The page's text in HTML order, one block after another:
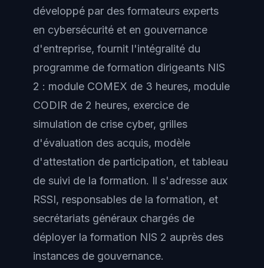
développé par des formateurs experts
en cybersécurité et en gouvernance
d'entreprise, fournit l'intégralité du
programme de formation dirigeants NIS
2 : module COMEX de 3 heures, module
CODIR de 2 heures, exercice de
simulation de crise cyber, grilles
d'évaluation des acquis, modèle
d'attestation de participation, et tableau
de suivi de la formation. Il s'adresse aux
RSSI, responsables de la formation, et
secrétariats généraux chargés de
déployer la formation NIS 2 auprès des
instances de gouvernance.